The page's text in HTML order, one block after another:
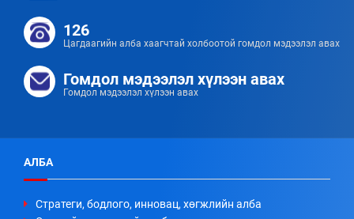
126
Цагдаагийн алба хаагчтай холбоотой гомдол мэдээлэл авах
Гомдол мэдээлэл хүлээн авах
Гомдол мэдээлэл хүлээн авах
АЛБА
Стратеги, бодлого, инновац, хөгжлийн алба